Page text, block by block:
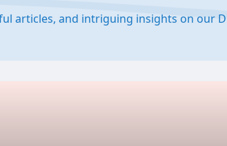
articles, and intriguing insights on our